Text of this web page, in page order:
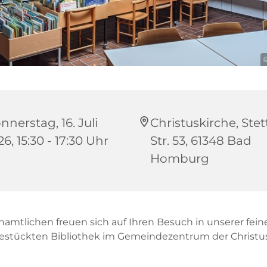
16. Juli
15:30 - 17:30 Uhr
Christuskirche,
Str. 53, 61348 Bad
Homburg
freuen sich auf Ihren Besuch in unserer
Bibliothek im Gemeindezentrum der